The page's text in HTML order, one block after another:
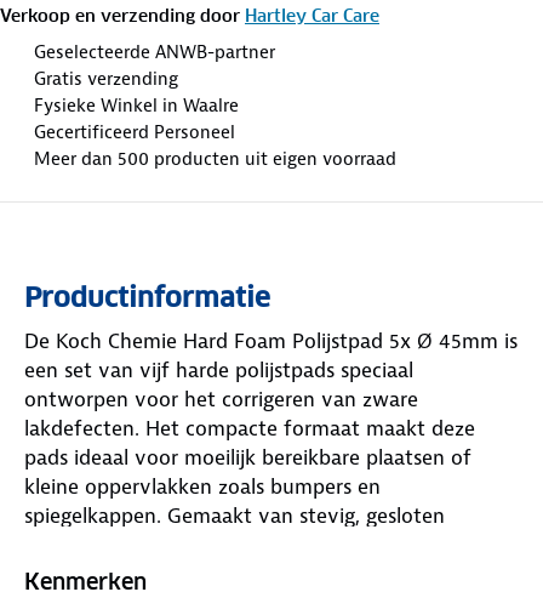
Verkoop en verzending door Hartley Car Care
Geselecteerde ANWB-partner
Gratis verzending
Fysieke Winkel in Waalre
Gecertificeerd Personeel
Meer dan 500 producten uit eigen voorraad
Productinformatie
De Koch Chemie Hard Foam Polijstpad 5x Ø 45mm is
een set van vijf harde polijstpads speciaal
ontworpen voor het corrigeren van zware
lakdefecten. Het compacte formaat maakt deze
pads ideaal voor moeilijk bereikbare plaatsen of
kleine oppervlakken zoals bumpers en
spiegelkappen. Gemaakt van stevig, gesloten
en maximale correctiekracht. Te gebruiken in
Kenmerken